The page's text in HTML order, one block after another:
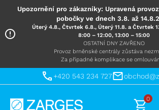
Upozornění pro zákazníky: Upravená
pobočky ve dnech 3.8. až
Úterý 4.8., Čtvrtek 6.8., Úterý 11.8. a Čtvrtek
8:00 – 12:00, 13:00 – 15:00
OSTATNÍ DNY ZAVŘENO
Provoz brněnské centrály zůstáva
Za případné komplikace se
+420 543 234 727
0